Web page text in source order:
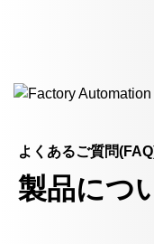
よくあるご質問
製品につ